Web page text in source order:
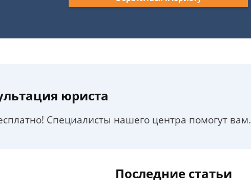
юриста
Специалисты нашего центра помогут вам.
Последние статьи